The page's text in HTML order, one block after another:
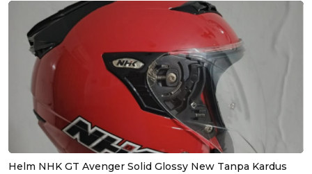
Helm NHK GT Avenger Solid Glossy New Tanpa Kardus